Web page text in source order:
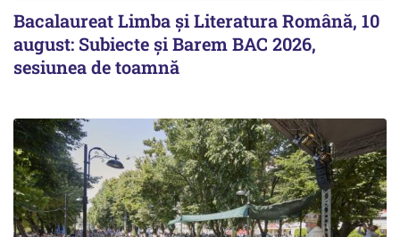
Bacalaureat Limba și Literatura Română, 10
august: Subiecte și Barem BAC 2026,
sesiunea de toamnă